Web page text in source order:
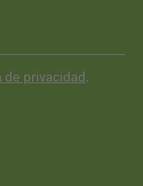
de privacidad .